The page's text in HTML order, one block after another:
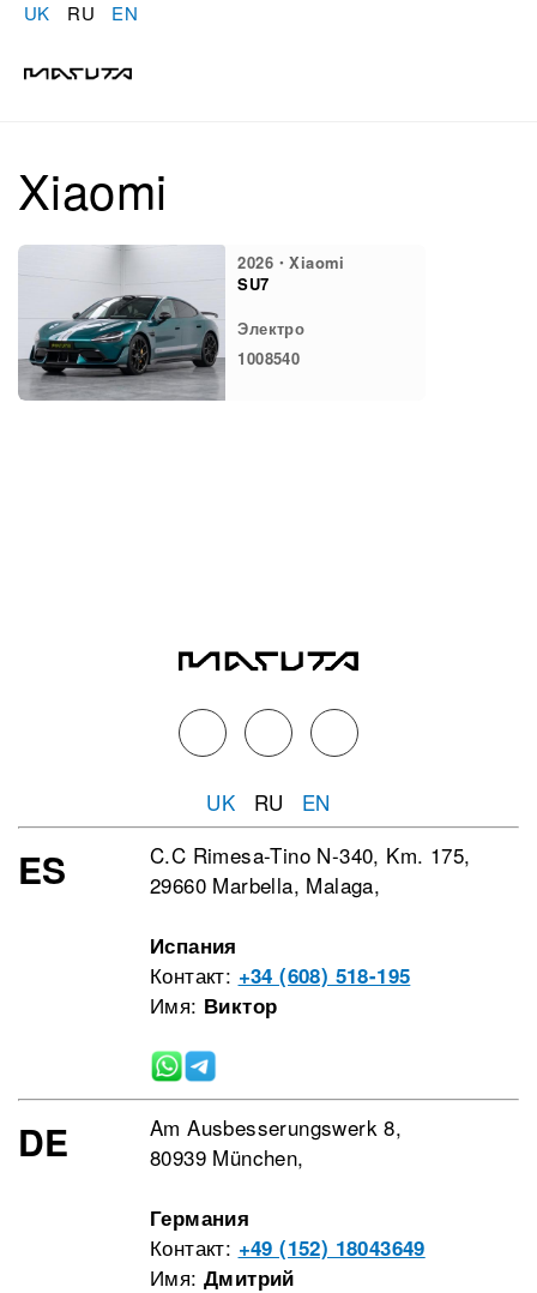
UK RU EN
Xiaomi
2026・Xiaomi
SU7
Электро
1008540
UK RU EN
ES
C.C Rimesa-Tino N-340, Km. 175,
29660 Marbella, Malaga,
Испания
Контакт: +34 (608) 518-195
Имя: Виктор
DE
Am Ausbesserungswerk 8,
80939 München,
Германия
Контакт: +49 (152) 18043649
Имя: Дмитрий